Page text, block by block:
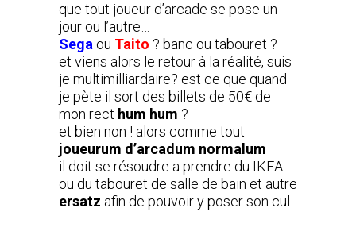
que tout joueur d’arcade se pose un
jour ou l’autre…
Sega ou Taito ? banc ou tabouret ?
et viens alors le retour à la réalité, suis
je multimilliardaire? est ce que quand
je pète il sort des billets de 50€ de
mon rect hum hum ?
et bien non ! alors comme tout
joueurum d’arcadum normalum
il doit se résoudre a prendre du IKEA
ou du tabouret de salle de bain et autre
ersatz afin de pouvoir y poser son cul